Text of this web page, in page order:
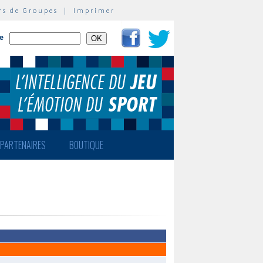
de Groupes | Imprimer
PARTENAIRES BOUTIQUE